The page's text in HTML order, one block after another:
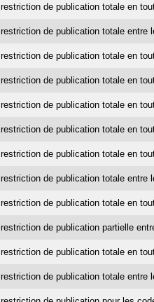
restriction de publication totale en
restriction de publication totale entre
restriction de publication totale en
restriction de publication totale en
restriction de publication totale en
restriction de publication totale en
restriction de publication totale en
restriction de publication totale entre
restriction de publication totale en
restriction de publication partielle
restriction de publication totale en
restriction de publication totale entre